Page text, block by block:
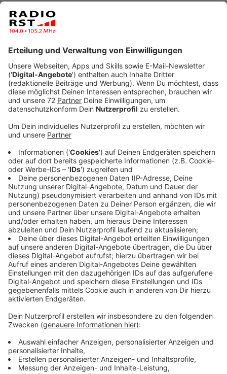
Die Uni Osnabrück hat bei einer Studie zu sexualisierter
legen Wert darauf, dass das Bistum zwar
Auftraggeber ist, jedoch keinerlei Einfluss auf die
Vorgehensweise der Forscher:innen nimmt. Sie haben
vollen Zugang zu allen Akten. Wann und wie sie ihre
Ergebnisse veröffentlichen, entscheidet allein die
Universität Osnabrück, heißt es mit Blick auf den
Skandal um ein Gutachten zum Missbrauch im
Erzbistum Köln.
Anzeige
Bestandsaufnahme und Auswertung über
drei Jahre
Anzeige
Die Studie startet Anfang August. Einen
Zwischenbericht gibt es nach einem Jahr. Das Bistum
stellt der Universität 1,3 Millionen Euro zur Verfügung.
Historischer und juristischer Ansatz
Anzeige